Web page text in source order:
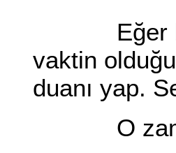
Eğer bir
vaktin
duanı yap.
O zaman